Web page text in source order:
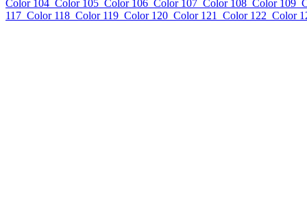
Color 104 Color 105 Color 106 Color 107 Color 108 Color 109
117 Color 118 Color 119 Color 120 Color 121 Color 122 Color